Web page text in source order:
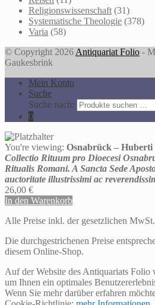
Religionswissenschaft (31)
Systematische Theologie (378)
Varia (58)
© Copyright 2026 Antiquariat Folio -
Gaukesbrink
Mein Konto
Suche
Suche nach:
0
You're viewing: Osnabrück – Huberti
Collectio Rituum pro Dioecesi
Ritualis Romani. A Sancta Sede
auctoritate illustrissimi ac
26,00 €
In den Warenkorb
Alle Preise inkl. der gesetzlichen MwSt.
Die durchgestrichenen Preise
diesem Online-Shop.
Auf der Website des Antiquariats Folio
um Ihnen ein optimales
Wenn Sie mehr darüber erfahren